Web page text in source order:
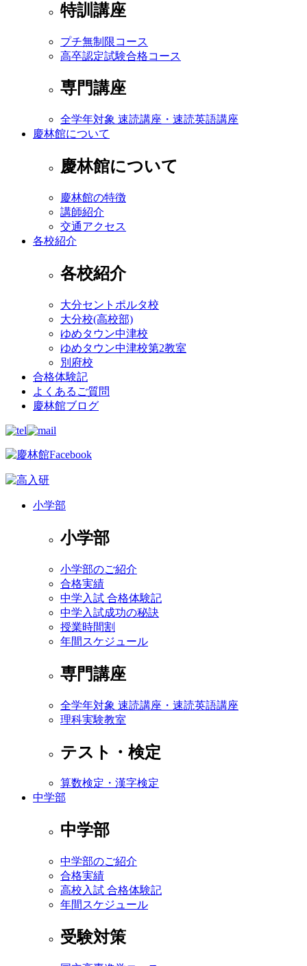
特訓講座
プチ無制限コース
高卒認定試験合格コース
専門講座
全学年対象 速読講座・速読英語講座
慶林館について
慶林館について
慶林館の特徴
講師紹介
交通アクセス
各校紹介
各校紹介
大分セントポルタ校
大分校(高校部)
ゆめタウン中津校
ゆめタウン中津校第2教室
別府校
合格体験記
よくあるご質問
慶林館ブログ
小学部
小学部
小学部のご紹介
合格実績
中学入試 合格体験記
中学入試成功の秘訣
授業時間割
年間スケジュール
専門講座
全学年対象 速読講座・速読英語講座
理科実験教室
テスト・検定
算数検定・漢字検定
中学部
中学部
中学部のご紹介
合格実績
高校入試 合格体験記
年間スケジュール
受験対策